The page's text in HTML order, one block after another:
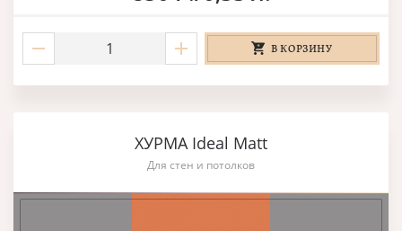
В КОРЗИНУ
ХУРМА Ideal Matt
Для стен и потолков